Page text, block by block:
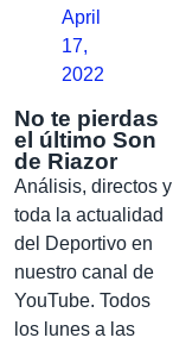
April
17,
2022
No te pierdas
el último Son
de Riazor
Análisis, directos y
toda la actualidad
del Deportivo en
nuestro canal de
YouTube. Todos
los lunes a las